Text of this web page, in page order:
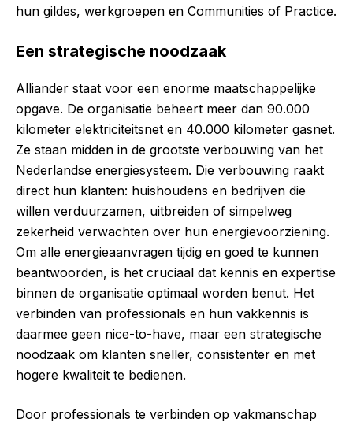
hun gildes, werkgroepen en Communities of Practice.
Een strategische noodzaak
Alliander staat voor een enorme maatschappelijke
opgave. De organisatie beheert meer dan 90.000
kilometer elektriciteitsnet en 40.000 kilometer gasnet.
Ze staan midden in de grootste verbouwing van het
Nederlandse energiesysteem. Die verbouwing raakt
direct hun klanten: huishoudens en bedrijven die
willen verduurzamen, uitbreiden of simpelweg
zekerheid verwachten over hun energievoorziening.
Om alle energieaanvragen tijdig en goed te kunnen
beantwoorden, is het cruciaal dat kennis en expertise
binnen de organisatie optimaal worden benut. Het
verbinden van professionals en hun vakkennis is
daarmee geen nice-to-have, maar een strategische
noodzaak om klanten sneller, consistenter en met
hogere kwaliteit te bedienen.
Door professionals te verbinden op vakmanschap